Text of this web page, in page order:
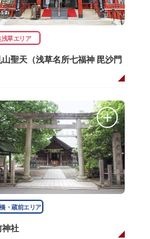
浅草エリア
山聖天（浅草名所七福神 毘沙門
・蔵前エリア
神社